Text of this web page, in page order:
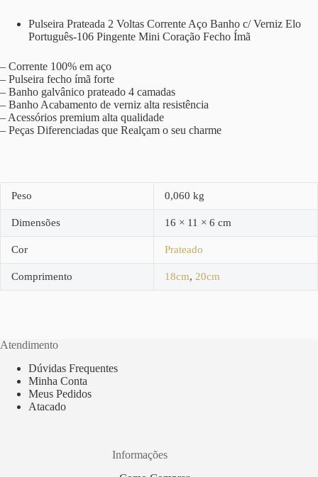
Pulseira Prateada 2 Voltas Corrente Aço Banho c/ Verniz Elo
Português-106 Pingente Mini Coração Fecho Ímã
– Corrente 100% em aço
– Pulseira fecho ímã forte
– Banho galvânico prateado 4 camadas
– Banho Acabamento de verniz alta resistência
– Acessórios premium alta qualidade
– Peças Diferenciadas que Realçam o seu charme
Peso 0,060 kg
Dimensões 16 × 11 × 6 cm
Cor Prateado
Comprimento 18cm, 20cm
Atendimento
Dúvidas Frequentes
Minha Conta
Meus Pedidos
Atacado
Informações